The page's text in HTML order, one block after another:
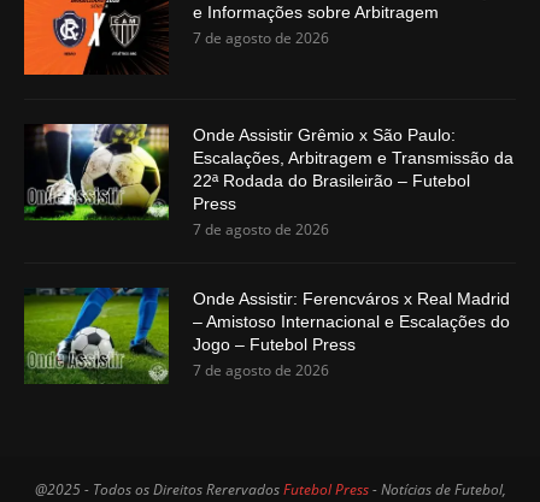
e Informações sobre Arbitragem
7 de agosto de 2026
Onde Assistir Grêmio x São Paulo:
Escalações, Arbitragem e Transmissão da
22ª Rodada do Brasileirão – Futebol
Press
7 de agosto de 2026
Onde Assistir: Ferencváros x Real Madrid
– Amistoso Internacional e Escalações do
Jogo – Futebol Press
7 de agosto de 2026
@2025 - Todos os Direitos RerervadosFutebol Press- Notícias de Futebol,